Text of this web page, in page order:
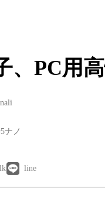
、PC用
ナノ
line